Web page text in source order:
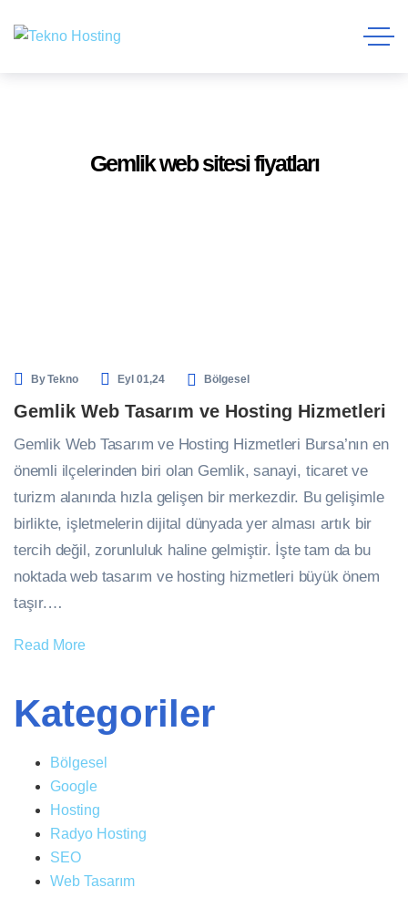
Gemlik web sitesi fiyatları
ByTekno Eyl 01,24 Bölgesel
Gemlik Web Tasarım ve Hosting Hizmetleri
Gemlik Web Tasarım ve Hosting Hizmetleri Bursa’nın en
önemli ilçelerinden biri olan Gemlik, sanayi, ticaret ve
turizm alanında hızla gelişen bir merkezdir. Bu gelişimle
birlikte, işletmelerin dijital dünyada yer alması artık bir
tercih değil, zorunluluk haline gelmiştir. İşte tam da bu
noktada web tasarım ve hosting hizmetleri büyük önem
taşır.…
Read More
Kategoriler
Bölgesel
Google
Hosting
Radyo Hosting
SEO
Web Tasarım